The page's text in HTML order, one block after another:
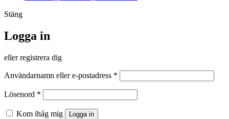
Stäng
Logga in
eller registrera dig
Användarnamn eller e-postadress *
Lösenord *
Kom ihåg mig Logga in